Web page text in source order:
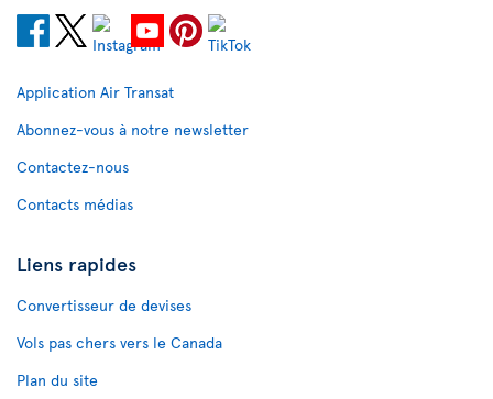
Application Air Transat
Abonnez-vous à notre newsletter
Contactez-nous
Contacts médias
Liens rapides
Convertisseur de devises
Vols pas chers vers le Canada
Plan du site